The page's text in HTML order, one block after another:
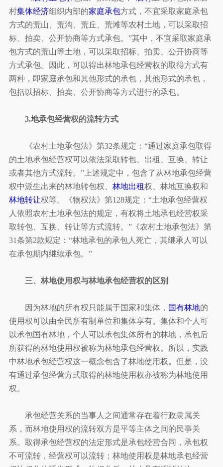
村集体经济组织内部的家庭承包方式，不宜采取家庭承包
方式的荒山、荒沟、荒丘、荒滩等农村土地，可以采取招
标、拍卖、公开协商等方式承包。”其中，不宜采取家庭承
包方式的荒山等土地，可以采取招标、拍卖、公开协商等
方式承包。因此，可以得出林地承包经营权的取得方式有
两种，即家庭承包和其他形式的承包，其他形式的承包，
包括以招标、拍卖、公开协商等方式进行的承包。
3.地承包经营权的流转方式
《农村土地承包法》第32条规定：“通过家庭承包取得
的土地承包经营权可以依法采取转包、出租、互换、转让
或者其他方式流转。”上述规定中，包含了从林地承包经营
权中派生出来的林地转包权、林地出租权、林地互换权和
林地转让权等。《物权法》第128规定：“土地承包经营权
人依照农村土地承包法的规定，有权将土地承包经营权采
取转包、互换、转让等方式流转。”《农村土地承包法》第
31条第2款规定：“林地承包的承包人死亡，其继承人可以
在承包期内继续承包。”
三、林地使用权与林地承包经营权的区别
因为林地的所有权只能属于国家和集体， 国有林地的
使用权可以由全民所有制单位和集体享有。集体和个人可
以承包国有林地，个人可以承包集体所有的林地，承包后
所获得的林地使用权被称为林地承包经营权。所以，实践
中林地承包经营权这一概念包含了林地使用权。但是，没
有通过承包经营方式取得的林地使用权亦被称为林地使用
权。
承包经营关系的当事人之间通常存在着行政隶属关
系，而林地使用权的流转双方是平等主体之间的民事关
系。取得承包经营权的法定形式是承包经营合同，承包权
不可流转，经营权可以流转；林地使用权是林地承包经营